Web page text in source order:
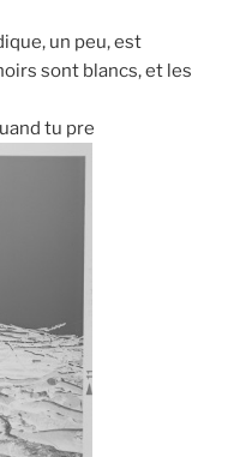
un peu, est
sont blancs, et les
tu pre